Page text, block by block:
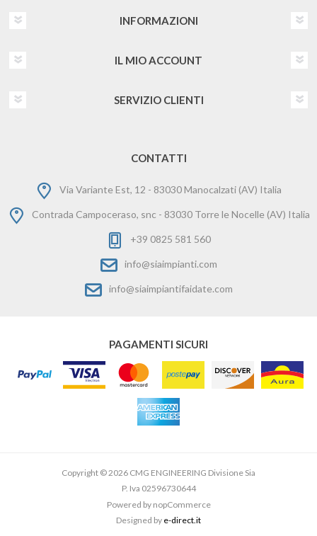
INFORMAZIONI
IL MIO ACCOUNT
SERVIZIO CLIENTI
CONTATTI
Via Variante Est, 12 - 83030 Manocalzati (AV) Italia
Contrada Campoceraso, snc - 83030 Torre le Nocelle (AV) Italia
+39 0825 581 560
info@siaimpianti.com
info@siaimpiantifaidate.com
PAGAMENTI SICURI
Copyright © 2026 CMG ENGINEERING Divisione Sia
P. Iva 02596730644
Powered by nopCommerce
Designed by e-direct.it